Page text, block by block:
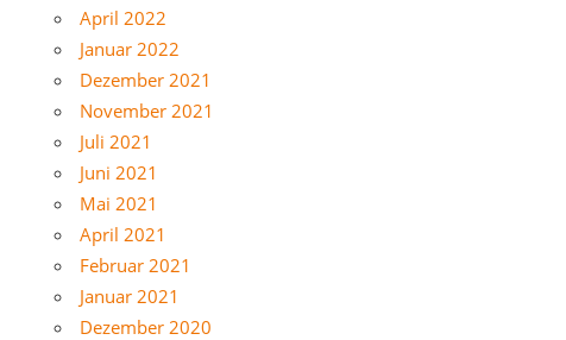
April 2022
Januar 2022
Dezember 2021
November 2021
Juli 2021
Juni 2021
Mai 2021
April 2021
Februar 2021
Januar 2021
Dezember 2020